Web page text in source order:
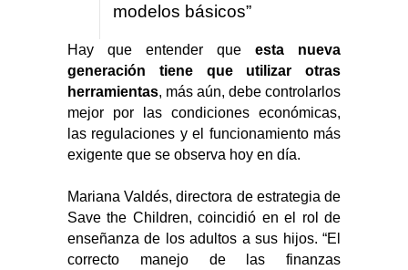
modelos básicos”
Hay que entender que esta nueva
generación tiene que utilizar otras
herramientas, más aún, debe controlarlos
mejor por las condiciones económicas,
las regulaciones y el funcionamiento más
exigente que se observa hoy en día.
Mariana Valdés, directora de estrategia de
Save the Children, coincidió en el rol de
enseñanza de los adultos a sus hijos. “El
correcto manejo de las finanzas